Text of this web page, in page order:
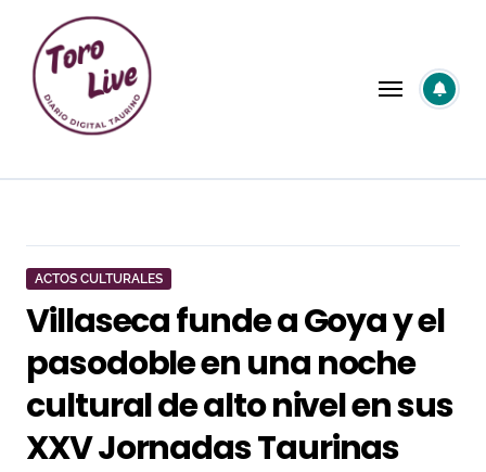
contenido
ACTOS CULTURALES
Villaseca funde a Goya y el
pasodoble en una noche
cultural de alto nivel en sus
XXV Jornadas Taurinas